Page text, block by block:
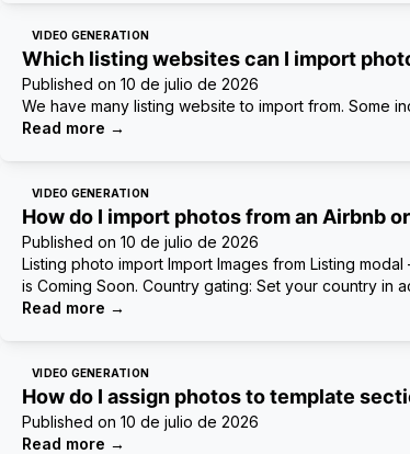
VIDEO GENERATION
Which listing websites can I import
Published on 10 de julio de 2026
We have many listing website to import from. Some
Read more →
VIDEO GENERATION
How do I import photos from an Airbnb
Published on 10 de julio de 2026
Listing photo import Import Images from Listing
is Coming Soon. Country gating: Set your country in
Read more →
VIDEO GENERATION
How do I assign photos to template
Published on 10 de julio de 2026
Read more →